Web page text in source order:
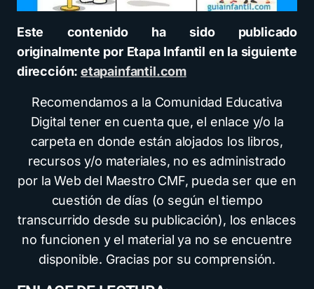
Este contenido ha sido publicado
originalmente por Etapa Infantil en la siguiente
dirección:etapainfantil.com
Recomendamos a la Comunidad Educativa
Digital tener en cuenta que, el enlace y/o la
carpeta en donde están alojados los libros,
recursos y/o materiales, no es administrado
por la Web del Maestro CMF, pueda ser que en
cuestión de días (o según el tiempo
transcurrido desde su publicación), los enlaces
no funcionen y el material ya no se encuentre
disponible. Gracias por su comprensión.